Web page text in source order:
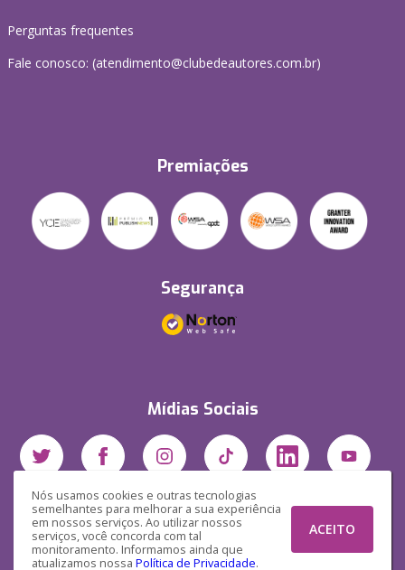
Nós usamos cookies e outras tecnologias
semelhantes para melhorar a sua experiência
em nossos serviços. Ao utilizar nossos
serviços, você concorda com tal
monitoramento. Informamos ainda que
atualizamos nossa Política de Privacidade.
ACEITO
Perguntas frequentes
Fale conosco: (atendimento@clubedeautores.com.br)
Premiações
Segurança
Mídias Sociais